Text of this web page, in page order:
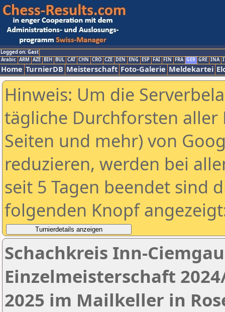
Logged on: Gast
Arabic ARM AZE BIH BUL CAT CHN CRO CZE DEN ENG ESP FAI FIN FRA GER GRE INA
Home TurnierDB Meisterschaft Foto-Galerie Meldekartei
Hinweis: Um die
tägliche Durchforsten aller
Seiten und mehr) von
reduzieren, werden bei
seit 5 Tagen beendet sind
folgenden Knopf
Schachkreis Inn-
Einzelmeisterschaft
2025 im Mailkeller in